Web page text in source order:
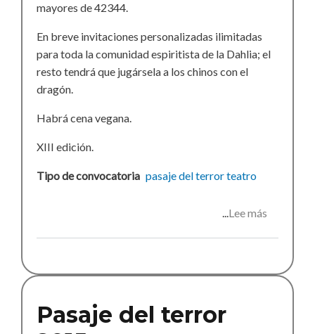
mayores de 42344.
En breve invitaciones personalizadas ilimitadas
para toda la comunidad espiritista de la Dahlia; el
resto tendrá que jugársela a los chinos con el
dragón.
Habrá cena vegana.
XIII edición.
Tipo de convocatoria pasaje del terrorteatro
Lee más
terror
Pasaje del terror